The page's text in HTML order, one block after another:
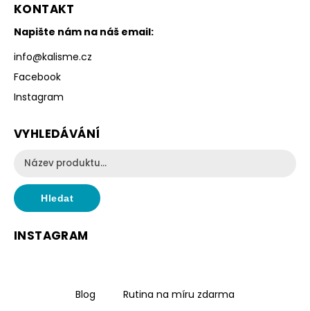
KONTAKT
Napište nám na náš email:
info@kalisme.cz
Facebook
Instagram
VYHLEDÁVÁNÍ
Hledat
INSTAGRAM
Blog Rutina na míru zdarma